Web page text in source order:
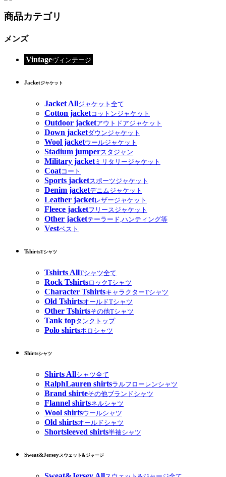
商品カテゴリ
メンズ
Vintageヴィンテージ
Jacketジャケット
Jacket Allジャケット全て
Cotton jacketコットンジャケット
Outdoor jacketアウトドアジャケット
Down jacketダウンジャケット
Wool jacketウールジャケット
Stadium jumperスタジャン
Military jacketミリタリージャケット
Coatコート
Sports jacketスポーツジャケット
Denim jacketデニムジャケット
Leather jacketレザージャケット
Fleece jacketフリースジャケット
Other jacketテーラード,ハンティング等
Vestベスト
TshirtsTシャツ
Tshirts AllTシャツ全て
Rock TshirtsロックTシャツ
Character TshirtsキャラクターTシャツ
Old TshirtsオールドTシャツ
Other Tshirtsその他Tシャツ
Tank topタンクトップ
Polo shirtsポロシャツ
Shirtsシャツ
Shirts Allシャツ全て
RalphLauren shirtsラルフローレンシャツ
Brand shirteその他ブランドシャツ
Flannel shirtsネルシャツ
Wool shirtsウールシャツ
Old shirtsオールドシャツ
Shortsleeved shirts半袖シャツ
Sweat&Jerseyスウェット&ジャージ